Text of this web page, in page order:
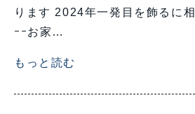
ります 2024年一発目を飾るに
ｰｰお家…
もっと読む